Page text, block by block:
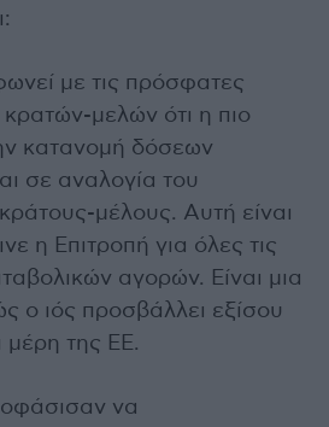
με τις πρόσφατες
μελών ότι η πιο
κατανομή δόσεων
σε αναλογία του
μέλους. Αυτή είναι
η Επιτροπή για όλες τις
αγορών. Είναι μια
ο ιός προσβάλλει εξίσου
μέρη της ΕΕ.
να